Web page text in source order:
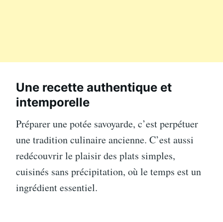
Une recette authentique et
intemporelle
Préparer une potée savoyarde, c’est perpétuer
une tradition culinaire ancienne. C’est aussi
redécouvrir le plaisir des plats simples,
cuisinés sans précipitation, où le temps est un
ingrédient essentiel.